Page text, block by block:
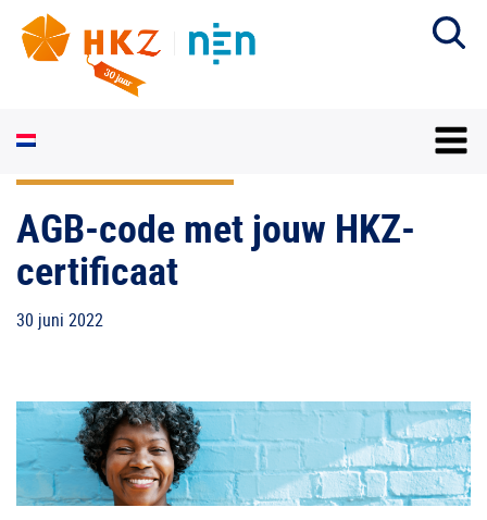
AGB-code met jouw HKZ-
certificaat
30 juni 2022